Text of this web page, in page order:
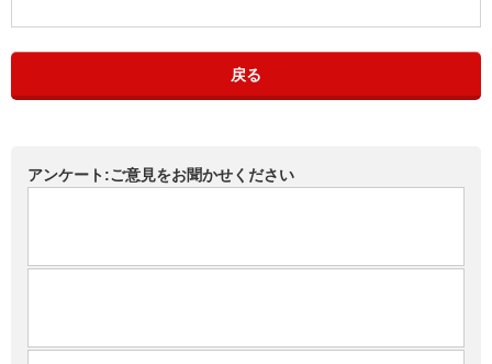
戻る
アンケート:ご意見をお聞かせください